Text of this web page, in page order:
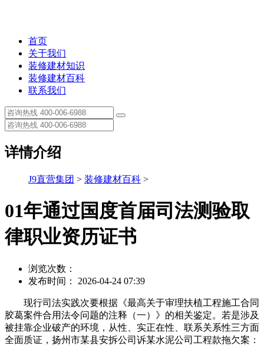
首页
关于我们
装修建材知识
装修建材百科
联系我们
详情介绍
J9直营集团 > 装修建材百科 >
01年通过国度首届司法测验取
律职业资历证书
浏览次数：
发布时间： 2026-04-24 07:39
现行司法实践次要根据《最高关于审理扶植工程施工合同
胶葛案件合用法令问题的注释（一）》的相关鉴定。若是涉及
被挂靠企业破产的环境，从性、实正在性、联系关系性三方面
全面质证，扬州市某县安拆公司诉某水泥公司工程款拖欠案：